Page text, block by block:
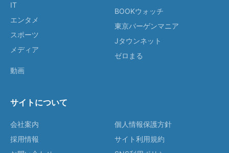
IT
エンタメ
スポーツ
メディア
動画
BOOKウォッチ
東京バーゲンマニア
Jタウンネット
ゼロまる
サイトについて
会社案内
採用情報
個人情報保護方針
サイト利用規約